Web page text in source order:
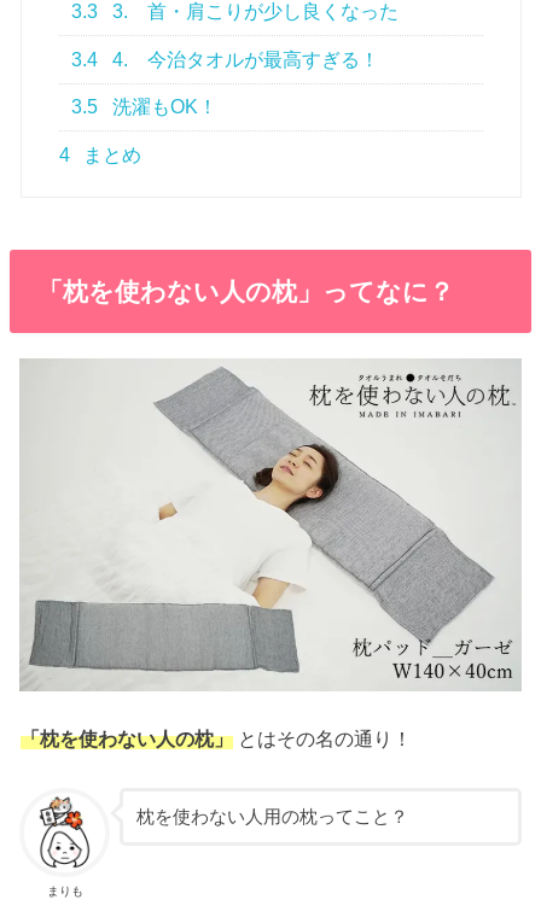
3.3 3. 首・肩こりが少し良くなった
3.4 4. 今治タオルが最高すぎる！
3.5 洗濯もOK！
4 まとめ
「枕を使わない人の枕」ってなに？
「枕を使わない人の枕」 とはその名の通り！
まりも
枕を使わない人用の枕ってこと？